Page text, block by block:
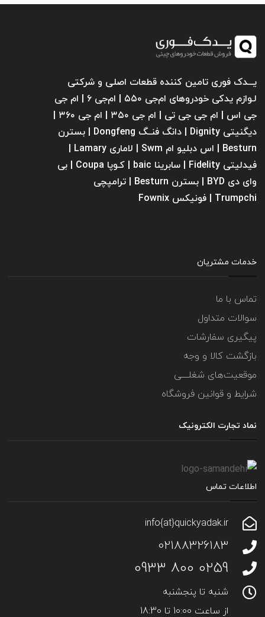
یـــدک فوری تامین کننده قطعات اصلی و شرکتی
لـوازم یدکی خودروهای ام‌جی ۵۵۰ | ام‌جی ۶ | ام جی
دیگنیتی Dignity | دانگ فنــگ Dongfeng | بسترن
فیدلیتی Fidelity | سابرینا ‌baic | کـوپا Coupa | بی
وای دی BYD | بسترن Besturn | ترامپچی
Trumpchi | فونیکس Fownix
خدمات مشتریان
تماس با ما
سوالات متداول
پیگیری سفارشات
بازگشت کالا و وجه
موقعیت‌های شغلــــی
شرایط و قوانین فروشگاه
نماد تجارت الکترونیک
اطلاعات تماس
info{at}quickyadak.ir
02188326183
0259 800 0933
شنبه تا پنجشنبه
از ساعت 10:00 تا 18:30